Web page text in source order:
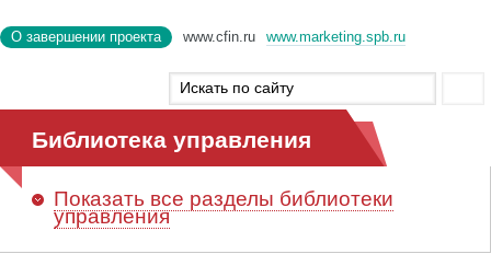
О завершении проекта www.cfin.ru www.marketing.spb.ru
Библиотека управления
Показать все разделы библиотеки
управления